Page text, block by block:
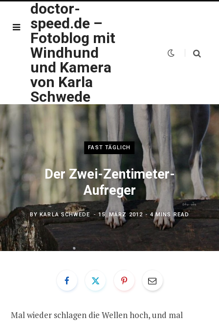
doctor-
speed.de –
Fotoblog mit
Windhund
und Kamera
von Karla
Schwede
FAST TÄGLICH
Der Zwei-Zentimeter-
Aufreger
BYKARLA SCHWEDE 15. MÄRZ 2012 4 MINS READ
Mal wieder schlagen die Wellen hoch, und mal